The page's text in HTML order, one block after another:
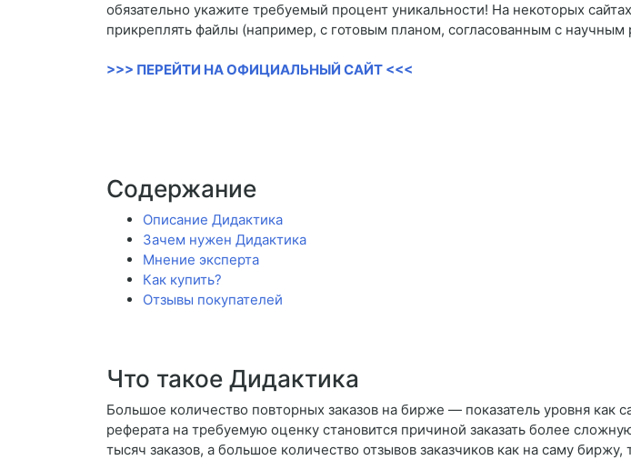
обязательно укажите требуемый процент уникальности! На некоторых
прикреплять файлы (например, с готовым планом, согласованным с научным
>>> ПЕРЕЙТИ НА ОФИЦИАЛЬНЫЙ САЙТ <<<
Содержание
Описание Дидактика
Зачем нужен Дидактика
Мнение эксперта
Как купить?
Отзывы покупателей
Что такое Дидактика
Большое количество повторных заказов на бирже — показатель уровня как
реферата на требуемую оценку становится причиной заказать более
тысяч заказов, а большое количество отзывов заказчиков как на саму